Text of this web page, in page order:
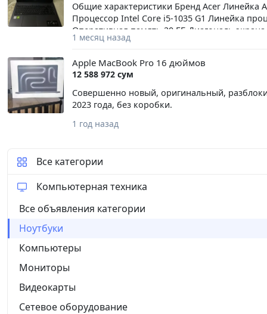
Общие характеристики Бренд Acer Линейка
Процессор Intel Core i5-1035 G1 Линейка
Оперативная память 20 ГБ Диагональ
экрана 60 Гц Тип покрытия экрана
Общий объем накопителей HDD 1TB
Ноутбукни шахсан узим ишлатганман
Перехадник + Каробка + Документ Кунгилни
1 месяц назад
Apple MacBook Pro 16 дюймов
12 588 972 сум
Совершенно новый, оригинальный,
2023 года, без коробки.
1 год назад
Все категории
Компьютерная техника
Все объявления категории
Ноутбуки
Компьютеры
Мониторы
Видеокарты
Сетевое оборудование